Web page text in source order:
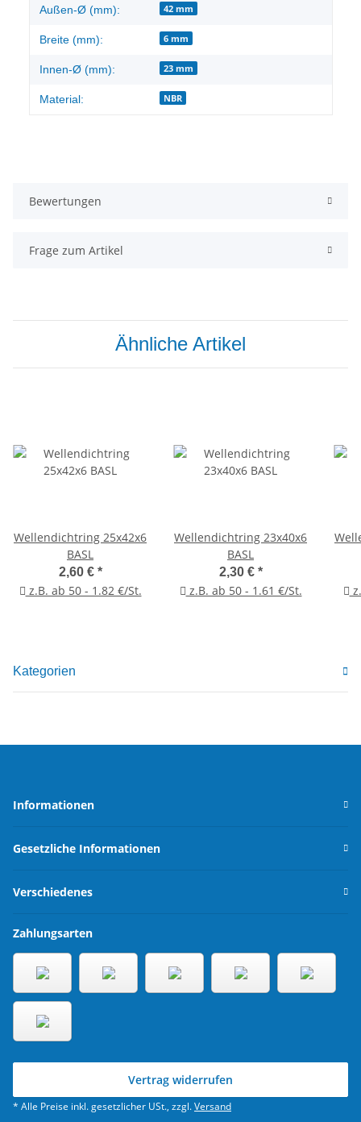
Außen-Ø (mm): 42 mm
Breite (mm): 6 mm
Innen-Ø (mm): 23 mm
Material: NBR
Bewertungen
Frage zum Artikel
Ähnliche Artikel
Wellendichtring 25x42x6
BASL
2,60 € *
z.B. ab 50 - 1.82 €/St.
Wellendichtring 23x40x6
BASL
2,30 € *
z.B. ab 50 - 1.61 €/St.
Kategorien
Informationen
Gesetzliche Informationen
Verschiedenes
Zahlungsarten
Vertrag widerrufen
* Alle Preise inkl. gesetzlicher USt., zzgl.Versand